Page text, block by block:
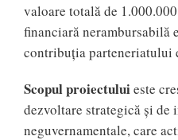
valoare totală de
financiară nerambursabilă
contribuția parteneriatului
Scopul proiectuluieste
dezvoltare strategică și
neguvernamentale, care